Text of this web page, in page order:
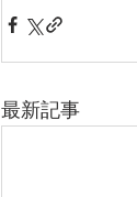
最新記事